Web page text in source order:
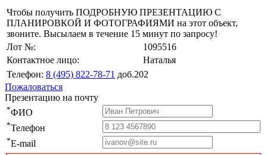
Чтобы получить ПОДРОБНУЮ ПРЕЗЕНТАЦИЮ С
ПЛАНИРОВКОЙ И ФОТОГРАФИЯМИ на этот объект,
звоните. Высылаем в течение 15 минут по запросу!
Лот №:
1095516
Контактное лицо:
Наталья
Телефон: 8 (495) 822-78-71 доб.202
Пожаловаться
Презентацию на почту
*ФИО
*Телефон
*E-mail